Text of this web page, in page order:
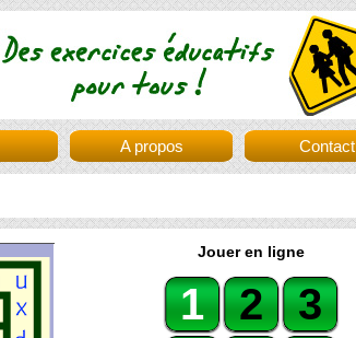
A propos Contact
Jouer en ligne
1 2
3